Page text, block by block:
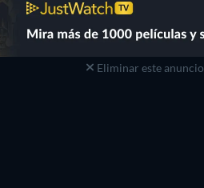
Eliminar este anuncio